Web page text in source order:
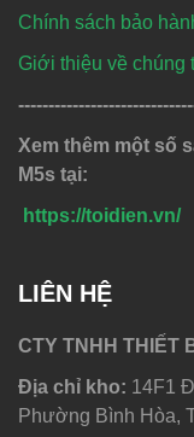
Chính sách bảo
Giới thiệu về chúng
Xem thêm một số
M5s tại:
https://toidien.vn/
LIÊN HỆ
CTY TNHH THIẾT
Địa chỉ kho: 14F1
Phường Bình Hòa,